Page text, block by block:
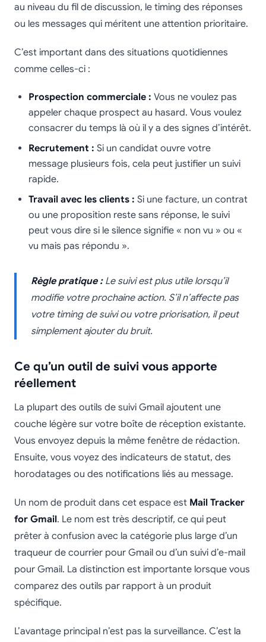
au niveau du fil de discussion, le timing des réponses
ou les messages qui méritent une attention prioritaire.
C’est important dans des situations quotidiennes
comme celles-ci :
Prospection commerciale : Vous ne voulez pas
appeler chaque prospect au hasard. Vous voulez
consacrer du temps là où il y a des signes d’intérêt.
Recrutement : Si un candidat ouvre votre
message plusieurs fois, cela peut justifier un suivi
rapide.
Travail avec les clients : Si une facture, un contrat
ou une proposition reste sans réponse, le suivi
peut vous dire si le silence signifie « non vu » ou «
vu mais pas répondu ».
Règle pratique :Le suivi est plus utile lorsqu’il
modifie votre prochaine action. S’il n’affecte pas
votre timing de suivi ou votre priorisation, il peut
simplement ajouter du bruit.
Ce qu’un outil de suivi vous apporte
réellement
La plupart des outils de suivi Gmail ajoutent une
couche légère sur votre boîte de réception existante.
Vous envoyez depuis la même fenêtre de rédaction.
Ensuite, vous voyez des indicateurs de statut, des
horodatages ou des notifications liés au message.
Un nom de produit dans cet espace est Mail Tracker
for Gmail. Le nom est très descriptif, ce qui peut
prêter à confusion avec la catégorie plus large d’un
traqueur de courrier pour Gmail ou d’un suivi d’e-mail
pour Gmail. La distinction est importante lorsque vous
comparez des outils par rapport à un produit
spécifique.
L’avantage principal n’est pas la surveillance. C’est la